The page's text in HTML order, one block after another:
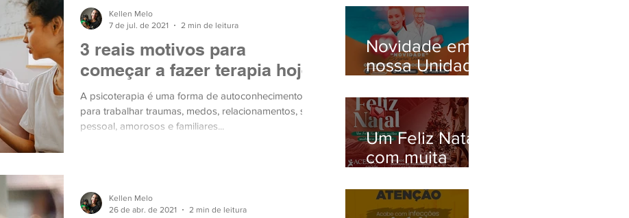
3 reais motivos para
começar a fazer terapia hoje
A psicoterapia é uma forma de autoconhecimento,
para trabalhar traumas, medos, relacionamentos, seja
pessoal, amorosos e familiares...
Kellen Melo
7 de jul. de 2021
2 min de leitura
Kellen Melo
26 de abr. de 2021
2 min de leitura
Novidade em
nossa Unidade
Parnaíba/SP!
Um Feliz Natal
com muita
toda família.